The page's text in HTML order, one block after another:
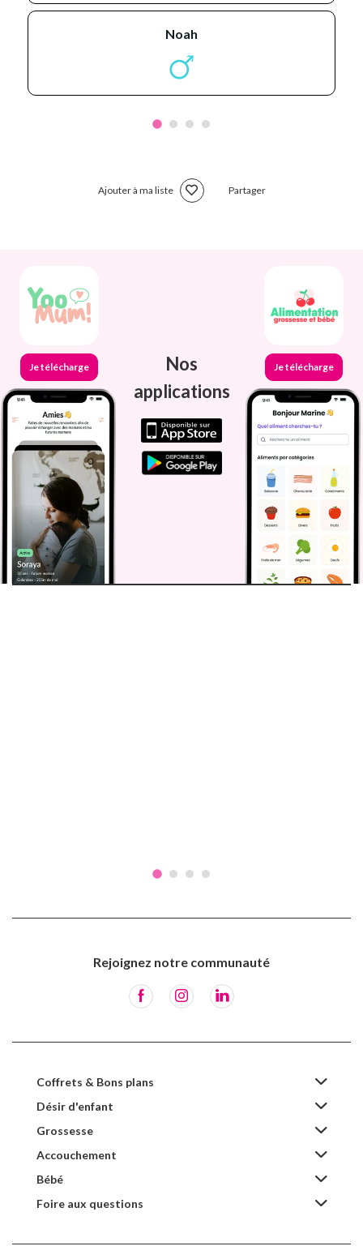
noah
Ajouter à ma liste Partager
Je télécharge
Nos
applications
Je télécharge
Rejoignez notre communauté
Coffrets & Bons plans
Désir d'enfant
Grossesse
Accouchement
Bébé
Foire aux questions